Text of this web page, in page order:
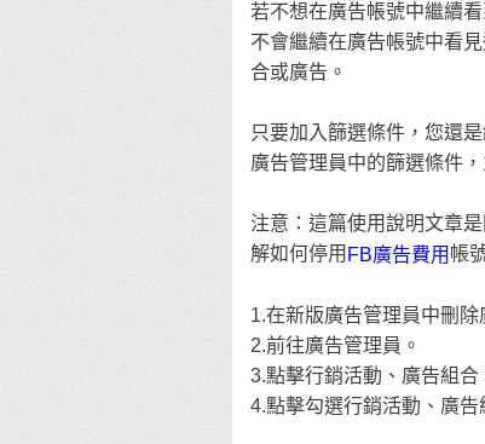
若不想在廣告帳號中繼續看
不會繼續在廣告帳號中看
合或廣告。
只要加入篩選條件，您還
廣告管理員中的篩選條件
注意：這篇使用說明文章
解如何停用 FB廣告費用 帳
1.在新版廣告管理員中刪除
2.前往廣告管理員。
3.點擊行銷活動、廣告組合
4.點擊勾選行銷活動、廣告